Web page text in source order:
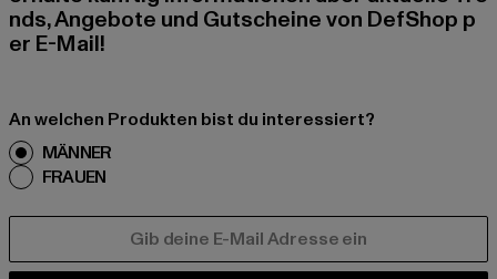
nds, Angebote und Gutscheine von DefShop p
er E-Mail!
An welchen Produkten bist du interessiert?
MÄNNER
FRAUEN